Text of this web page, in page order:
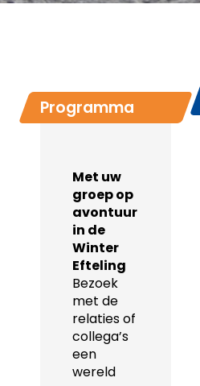
Programma
Met uw
groep op
avontuur
in de
Winter
Efteling
Bezoek
met de
relaties of
collega’s
een
wereld